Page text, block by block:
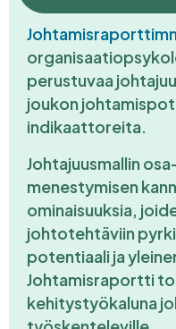
perustuvaa
joukon
indikaattoreita.
Johtajuusmallin
menestymisen
ominaisuuksia,
johtotehtäviin
potentiaali ja
Johtamisraportti
kehitystyökaluna